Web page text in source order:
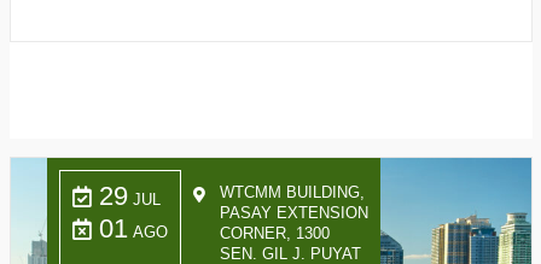
29 JUL
01 AGO
WTCMM BUILDING,
PASAY EXTENSION
CORNER, 1300
SEN. GIL J. PUYAT